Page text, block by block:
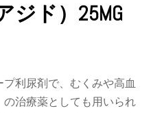
ド）25MG
利尿剤で、むくみや高血
治療薬としても用いられ